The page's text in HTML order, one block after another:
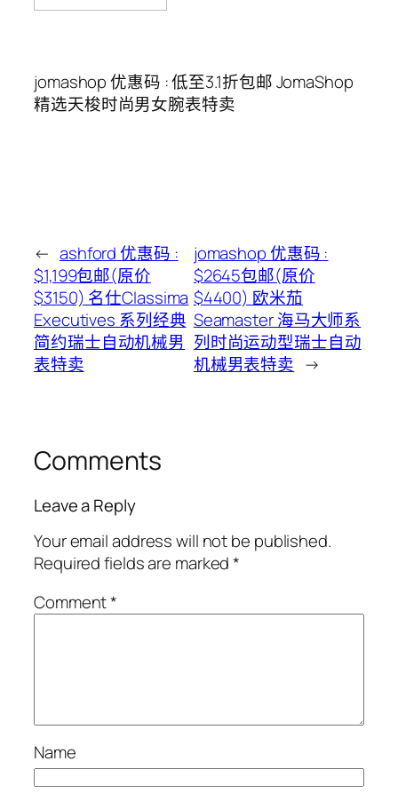
jomashop 优惠码 : 低至3.1折包邮 JomaShop
精选天梭时尚男女腕表特卖
← ashford 优惠码 :
$1,199包邮(原价
$3150) 名仕Classima
Executives 系列经典
简约瑞士自动机械男
表特卖
jomashop 优惠码 :
$2645包邮(原价
$4400) 欧米茄
Seamaster 海马大师系
列时尚运动型瑞士自动
机械男表特卖 →
Comments
Leave a Reply
Your email address will not be published.
Required fields are marked*
Comment*
Name